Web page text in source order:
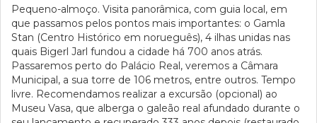
Pequeno-almoço. Visita panorâmica, com guia local, em
que passamos pelos pontos mais importantes: o Gamla
Stan (Centro Histórico em norueguês), 4 ilhas unidas nas
quais Bigerl Jarl fundou a cidade há 700 anos atrás.
Passaremos perto do Palácio Real, veremos a Câmara
Municipal, a sua torre de 106 metros, entre outros. Tempo
livre. Recomendamos realizar a excursão (opcional) ao
Museu Vasa, que alberga o galeão real afundado durante o